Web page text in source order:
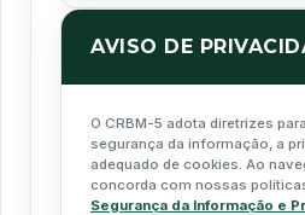
AVISO DE
O CRBM-5 adota diretrizes
segurança da informação, a
adequado de cookies. Ao
concorda com nossas
Segurança da Informação e